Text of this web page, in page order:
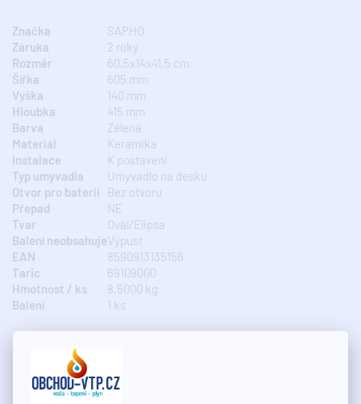
Značka
SAPHO
Záruka
2 roky
Rozměr
60,5x14x41,5 cm
Šířka
605 mm
Výška
140 mm
Hloubka
415 mm
Barva
Zelená
Materiál
Keramika
Instalace
K postavení
Typ umyvadla
Umyvadlo na desku
Otvor pro baterii
Bez otvoru
Přepad
NE
Tvar
Ovál/Elipsa
Balení neobsahujeVýpust
EAN
8590913135156
Taric
69109000
Hmotnost / ks
8.5000 kg
Balení
1 ks
Specifikace